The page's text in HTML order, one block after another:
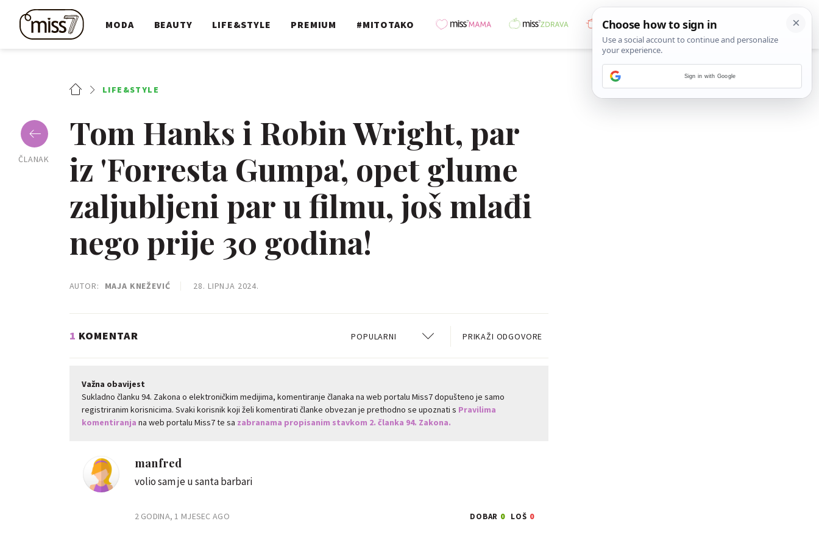
MODA BEAUTY LIFE&STYLE PREMIUM #MITOTAKO
ČLANAK
LIFE&STYLE
Tom Hanks i Robin Wright, par
iz 'Forresta Gumpa', opet glume
zaljubljeni par u filmu, još mlađi
nego prije 30 godina!
AUTOR: MAJA KNEŽEVIĆ 28. LIPNJA 2024.
1 KOMENTAR PRIKAŽI ODGOVORE
POPULARNI
Važna obavijest
Sukladno članku 94. Zakona o elektroničkim medijima, komentiranje članaka na web portalu Miss7 dopušteno je samo
registriranim korisnicima. Svaki korisnik koji želi komentirati članke obvezan je prethodno se upoznati s Pravilima
komentiranja na web portalu Miss7 te sa zabranama propisanim stavkom 2. članka 94. Zakona.
manfred
volio sam je u santa barbari
2 GODINA, 1 MJESEC AGO DOBAR 0 LOŠ 0
Sign in with Google